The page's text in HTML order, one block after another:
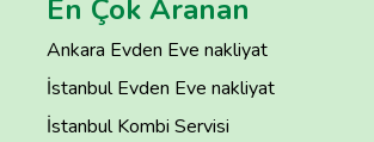
En Çok Aranan
Ankara Evden Eve nakliyat
İstanbul Evden Eve nakliyat
İstanbul Kombi Servisi